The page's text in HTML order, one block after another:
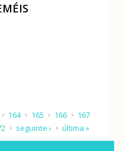
164 165 166
167
seguinte › última »